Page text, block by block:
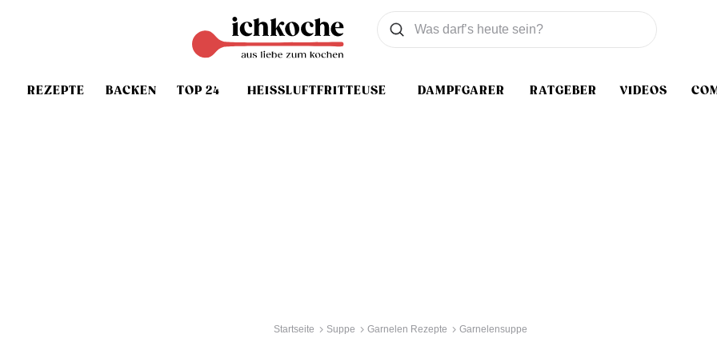
REZEPTE BACKEN TOP 24 HEISSLUFTFRITTEUSE DAMPFGARER RATGEBER VIDEOS
Was wollen Sie suchen
Suchen
Startseite Suppe Garnelen Rezepte Garnelensuppe